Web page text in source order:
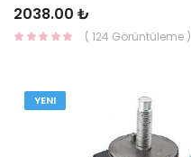
2038.00 ₺
( 124 Görüntüleme )
YENI